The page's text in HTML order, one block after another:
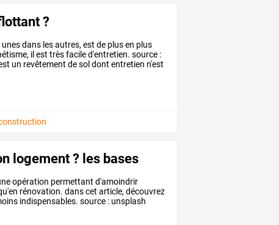
?
unesdans lesautres, est de plusen plus
il est trèsfaciled'entretien. source :
un revêtement desol dont entretien n'est
logement ? les bases
opération permettant d'amoindrir
rénovation. danscet article, découvrez
indispensables. source : unsplash